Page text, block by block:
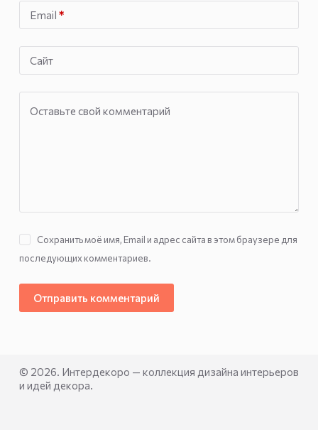
Email *
Сайт
Оставьте свой комментарий
Сохранить моё имя, Email и адрес сайта в этом браузере для
последующих комментариев.
Отправить комментарий
© 2026. Интердекоро — коллекция дизайна интерьеров
и идей декора.